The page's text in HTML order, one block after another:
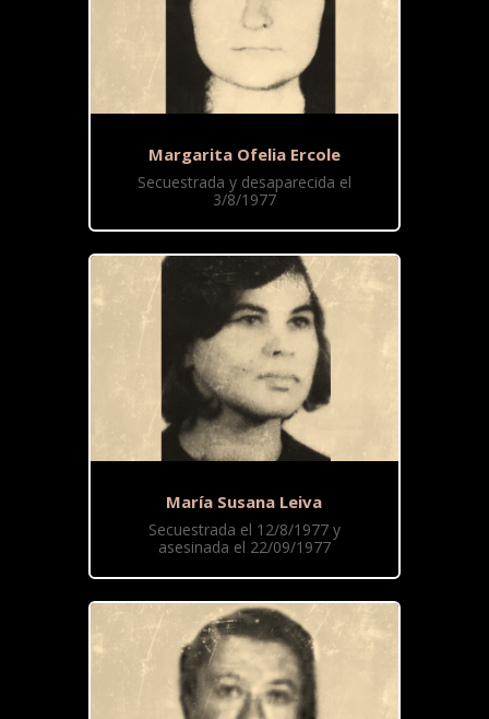
Margarita Ofelia Ercole
Secuestrada y desaparecida el
3/8/1977
María Susana Leiva
Secuestrada el 12/8/1977 y
asesinada el 22/09/1977